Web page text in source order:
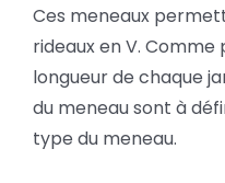
Ces meneaux
rideaux en V. Comme
longueur de chaque
du meneau sont à
type du meneau.